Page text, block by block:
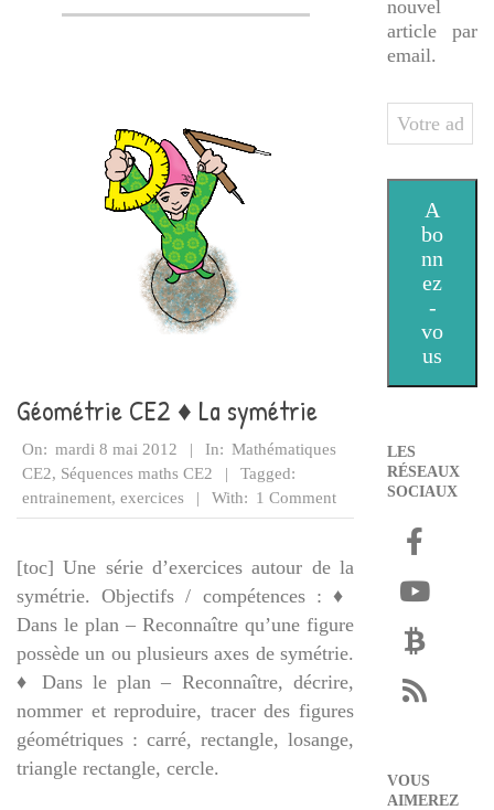
Géométrie CE2 ♦ La symétrie
2012-
05-
08
On: mardi 8 mai 2012 In: Mathématiques
CE2, Séquences maths CE2
Tagged:
entrainement, exercices With: 1 Comment
[toc] Une série d’exercices autour de la
symétrie. Objectifs / compétences : ♦
Dans le plan – Reconnaître qu’une figure
possède un ou plusieurs axes de symétrie.
♦ Dans le plan – Reconnaître, décrire,
nommer et reproduire, tracer des figures
géométriques : carré, rectangle, losange,
triangle rectangle, cercle.
nouvel
article par
email.
Votre
adresse
A
bo
nn
ez
-
vo
us
LES
RÉSEAUX
SOCIAUX
VOUS
AIMEREZ